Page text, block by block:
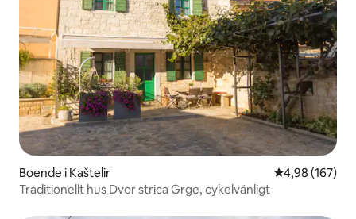
Boende i Kaštelir 4,98 av 5 i
4,98 (167)
Traditionellt hus Dvor strica Grge, cykelvänligt